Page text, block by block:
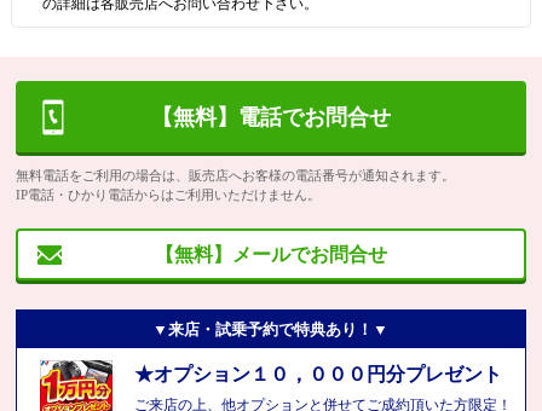
の詳細は各販売店へお問い合わせ下さい。
【無料】電話でお問合せ
無料電話をご利用の場合は、販売店へお客様の電話番号が通知されます。
IP電話・ひかり電話からはご利用いただけません。
【無料】メールでお問合せ
▼来店・試乗予約で特典あり！▼
★オプション１０，０００円分プレゼント
ご来店の上、他オプションと併せてご成約頂いた方限定！